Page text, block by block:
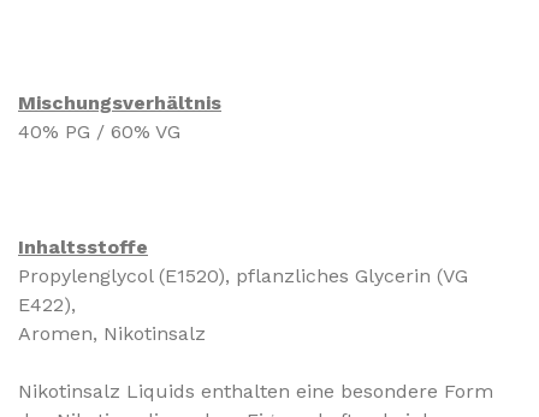
Mischungsverhältnis
40% PG / 60% VG
Inhaltsstoffe
Propylenglycol (E1520), pflanzliches Glycerin (VG
E422),
Aromen, Nikotinsalz
Nikotinsalz Liquids enthalten eine besondere Form